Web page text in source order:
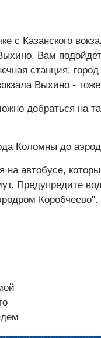
с Казанского
Вам
станция,
Выхино -
добраться на
Коломны до
автобусе,
Предупредите
Коробчеево".